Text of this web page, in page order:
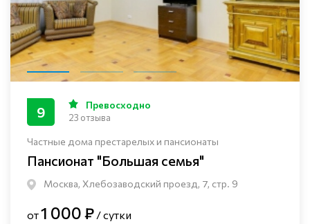
Частные дома престарелых и пансионаты
Пансионат "Большая семья"
Москва, Хлебозаводский проезд, 7, стр. 9
9 Превосходно
23 отзыва
от1 000 ₽ / сутки